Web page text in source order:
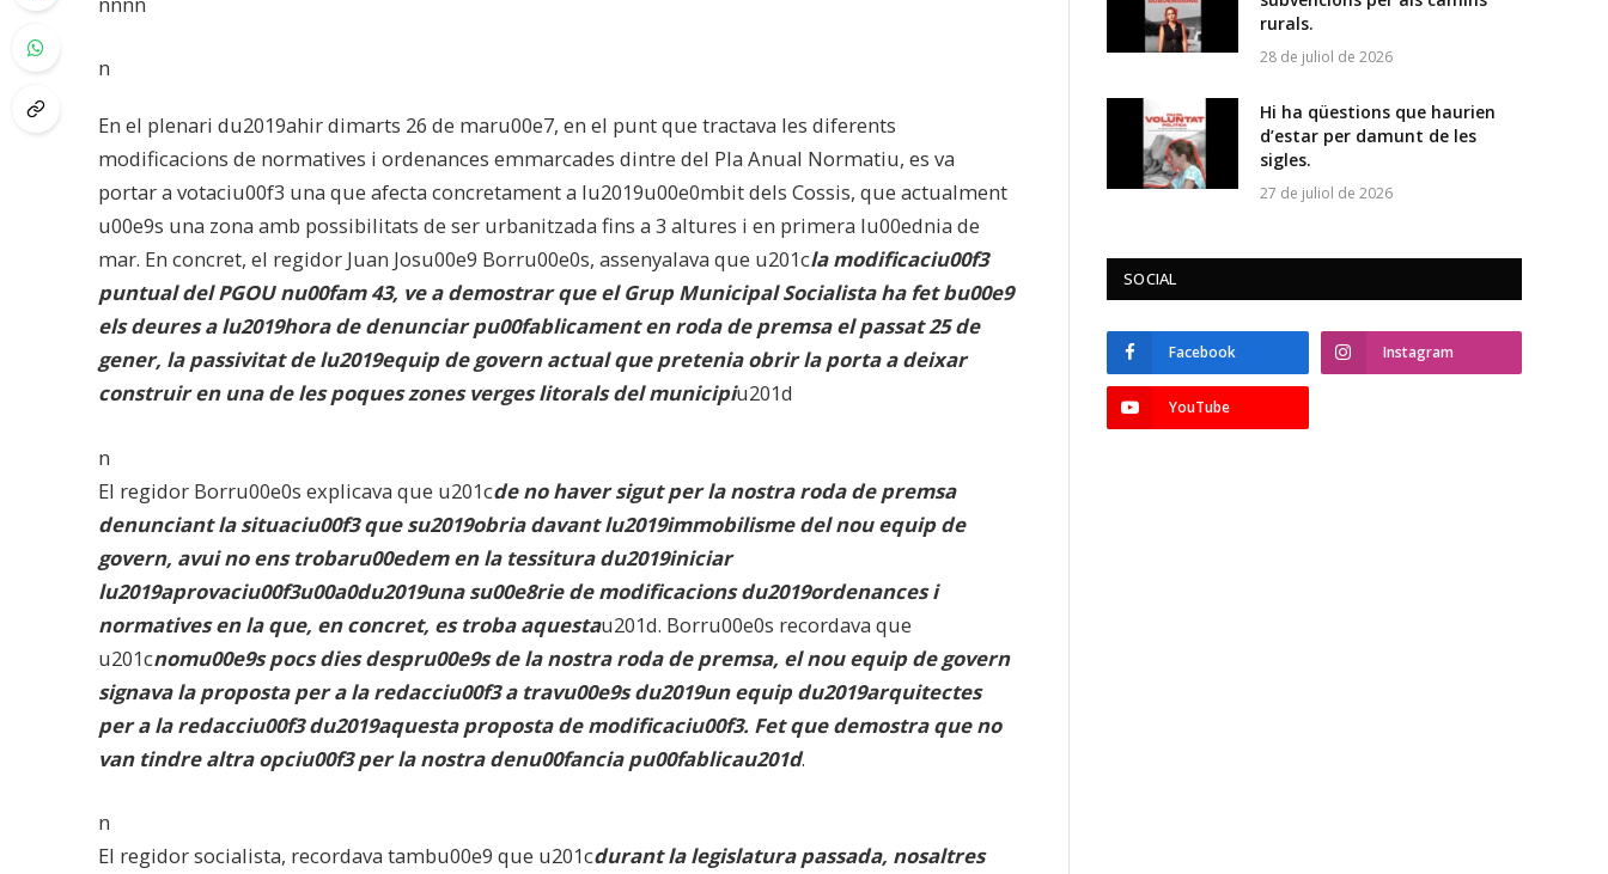
n
En el plenari du2019ahir dimarts 26 de maru00e7, en el punt que tractava les diferents
modificacions de normatives i ordenances emmarcades dintre del Pla Anual Normatiu, es va
portar a votaciu00f3 una que afecta concretament a lu2019u00e0mbit dels Cossis, que actualment
u00e9s una zona amb possibilitats de ser urbanitzada fins a 3 altures i en primera lu00ednia de
mar. En concret, el regidor Juan Josu00e9 Borru00e0s, assenyalava que u201cla modificaciu00f3
puntual del PGOU nu00fam 43, ve a demostrar que el Grup Municipal Socialista ha fet bu00e9
els deures a lu2019hora de denunciar pu00fablicament en roda de premsa el passat 25 de
gener, la passivitat de lu2019equip de govern actual que pretenia obrir la porta a deixar
construir en una de les poques zones verges litorals del municipiu201d
n
El regidor Borru00e0s explicava que u201cde no haver sigut per la nostra roda de premsa
denunciant la situaciu00f3 que su2019obria davant lu2019immobilisme del nou equip de
govern, avui no ens trobaru00edem en la tessitura du2019iniciar
lu2019aprovaciu00f3u00a0du2019una su00e8rie de modificacions du2019ordenances i
normatives en la que, en concret, es troba aquestau201d. Borru00e0s recordava que
u201cnomu00e9s pocs dies despru00e9s de la nostra roda de premsa, el nou equip de govern
signava la proposta per a la redacciu00f3 a travu00e9s du2019un equip du2019arquitectes
per a la redacciu00f3 du2019aquesta proposta de modificaciu00f3. Fet que demostra que no
van tindre altra opciu00f3 per la nostra denu00fancia pu00fablicau201d.
n
El regidor socialista, recordava tambu00e9 que u201cdurant la legislatura passada, nosaltres
rurals.
28 de juliol de 2026
Hi ha qüestions que haurien
d’estar per damunt de les
sigles.
27 de juliol de 2026
SOCIAL
Facebook Instagram
YouTube